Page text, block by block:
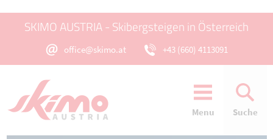
SKIMO AUSTRIA - Skibergsteigen in Österreich
office@skimo.at +43 (660) 4113091
Menu Suche